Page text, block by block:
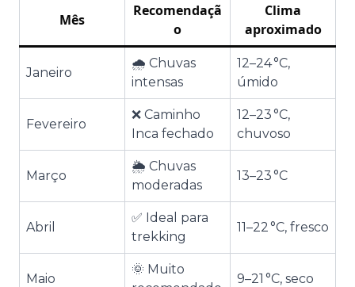
Mês
Recomendaçã
o
Clima
aproximado
Janeiro
🌧️ Chuvas
intensas
12–24 °C,
úmido
Fevereiro
❌ Caminho
Inca fechado
12–23 °C,
chuvoso
Março
🌦️ Chuvas
moderadas
13–23 °C
Abril
✅ Ideal para
trekking
11–22 °C, fresco
Maio
🌞 Muito
9–21 °C, seco